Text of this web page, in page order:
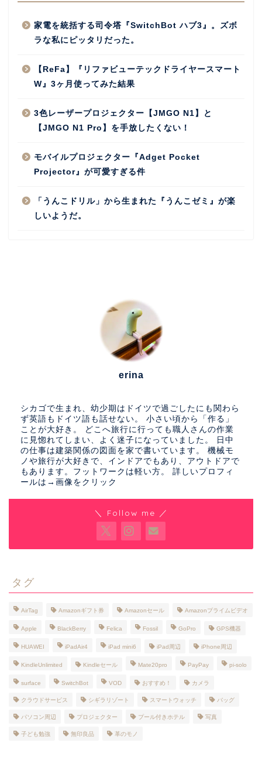
家電を統括する司令塔『SwitchBot ハブ3』。ズボ
ラな私にピッタリだった。
【ReFa】『リファビューテックドライヤースマート
W』3ヶ月使ってみた結果
3色レーザープロジェクター【JMGO N1】と
【JMGO N1 Pro】を手放したくない！
モバイルプロジェクター『Adget Pocket
Projector』が可愛すぎる件
「うんこドリル」から生まれた『うんこゼミ』が楽
しいようだ。
erina
シカゴで生まれ、幼少期はドイツで過ごしたにも関わら
ず英語もドイツ語も話せない。 小さい頃から「作る」
ことが大好き。 どこへ旅行に行っても職人さんの作業
に見惚れてしまい、よく迷子になっていました。 日中
の仕事は建築関係の図面を家で書いています。 機械モ
ノや旅行が大好きで、インドアでもあり、アウトドアで
もあります。フットワークは軽い方。 詳しいプロフィ
ールは→画像をクリック
＼ Follow me ／
タグ
AirTag Amazonギフト券 Amazonセール Amazonプライムビデオ
Apple BlackBerry Felica Fossil GoPro GPS機器
HUAWEI iPadAir4 iPad mini6 iPad周辺 iPhone周辺
KindleUnlimited Kindleセール Mate20pro PayPay pi-solo
surface SwitchBot VOD おすすめ！ カメラ
クラウドサービス シギラリゾート スマートウォッチ バッグ
パソコン周辺 プロジェクター プール付きホテル 写真
子ども勉強 無印良品 革のモノ